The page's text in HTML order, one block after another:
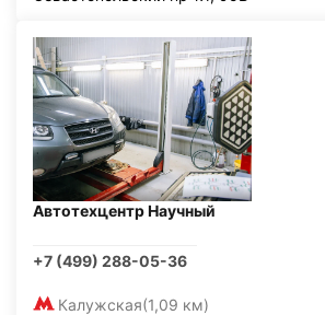
Автотехцентр Научный
+7 (499) 288-05-36
Калужская(1,09 км)